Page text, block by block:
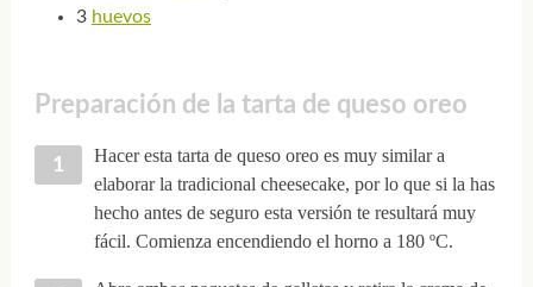
3 huevos
Preparación de la tarta de queso oreo
Hacer esta tarta de queso oreo es muy similar a
elaborar la tradicional cheesecake, por lo que si la has
hecho antes de seguro esta versión te resultará muy
fácil. Comienza encendiendo el horno a 180 ºC.